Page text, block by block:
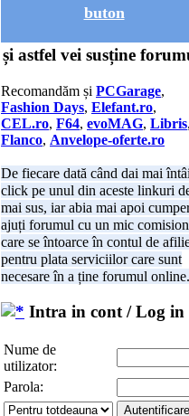
buton
și astfel vei susține
Recomandăm și PCGarage,
Fashion Days, Elefant.ro,
CEL.ro, F64, evoMAG, Libris
Flanco, Anvelope-oferte.ro
De fiecare dată când dai mai
click pe unul din aceste linkuri
mai sus, iar abia mai apoi
ajuți forumul cu un mic comision
care se întoarce în contul de
pentru plata serviciilor care sunt
necesare în a ține forumul online.
Intra in cont / Log in
Nume de
utilizator:
Parola: